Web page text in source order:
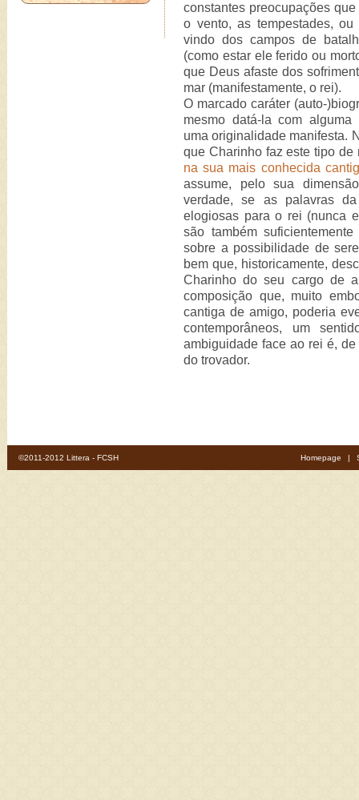
constantes preocupações
o vento, as tempestades,
vindo dos campos de
(como estar ele ferido ou
que Deus afaste dos
mar (manifestamente, o rei).
O marcado caráter (auto-
mesmo datá-la com alguma
uma originalidade manifesta.
que Charinho faz este tipo de
na sua mais conhecida
assume, pelo sua
verdade, se as palavras
elogiosas para o rei (nunca
são também
sobre a possibilidade de
bem que, historicamente,
Charinho do seu cargo de
composição que, muito
cantiga de amigo, poderia
contemporâneos, um
ambiguidade face ao rei é,
do trovador.
©2011-2012 Littera - FCSH Homepage |